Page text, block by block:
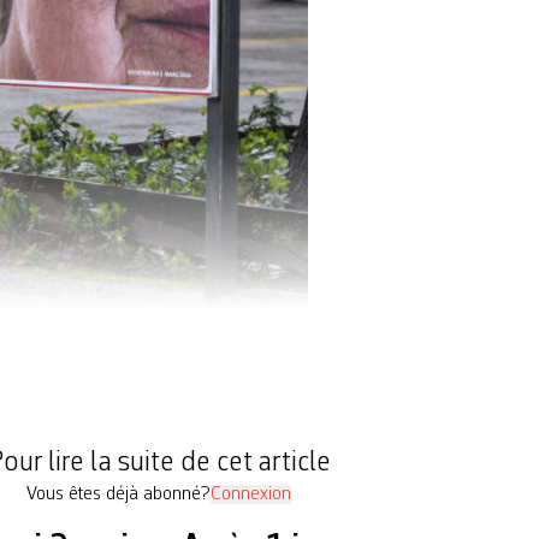
lire la suite de cet article
Vous êtes déjà abonné?Connexion